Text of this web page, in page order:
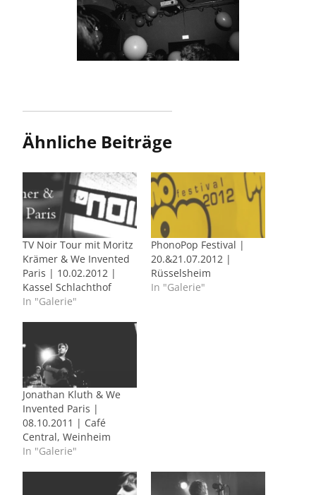
Ähnliche Beiträge
TV Noir Tour mit Moritz
Krämer & We Invented
Paris | 10.02.2012 |
Kassel Schlachthof
In "Galerie"
PhonoPop Festival |
20.&21.07.2012 |
Rüsselsheim
In "Galerie"
Jonathan Kluth & We
Invented Paris |
08.10.2011 | Café
Central, Weinheim
In "Galerie"